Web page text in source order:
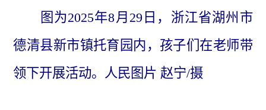
图为2025年8月29日，浙江省湖州市
德清县新市镇托育园内，孩子们在老师带
领下开展活动。人民图片 赵宁/摄